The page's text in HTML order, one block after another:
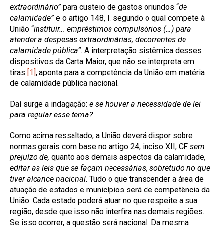
extraordinário”para custeio de gastos oriundos “de
calamidade”e o artigo 148, I, segundo o qual compete à
União “instituir… empréstimos compulsórios (…) para
atender a despesas extraordinárias, decorrentes de
calamidade pública”. A interpretação sistêmica desses
dispositivos da Carta Maior, que não se interpreta em
tiras [1] , aponta para a competência da União em matéria
de calamidade pública nacional.
Daí surge a indagação: e se houver a necessidade de lei
para regular esse tema?
Como acima ressaltado, a União deverá dispor sobre
normas gerais com base no artigo 24, inciso XII, CF sem
prejuízo de, quanto aos demais aspectos da calamidade,
editar as leis que se façam necessárias, sobretudo no que
tiver alcance nacional. Tudo o que transcender a área de
atuação de estados e municípios será de competência da
União. Cada estado poderá atuar no que respeite a sua
região, desde que isso não interfira nas demais regiões.
Se isso ocorrer, a questão será nacional. Da mesma